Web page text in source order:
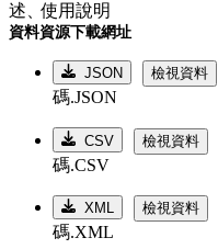
述、使用說明
資料資源下載網址
JSON 檢視資料
碼.JSON
CSV 檢視資料
碼.CSV
XML 檢視資料
碼.XML